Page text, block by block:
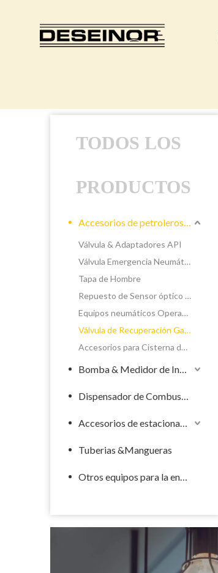
TODOS LOS
PRODUCTOS
Accesorios de petroleros líquidos
Válvula & Adaptadores API
Válvula Emergencia Neumática &Manual
Tapa de Hombre
Repuesto de Sensor óptico de Sobrellenado
Equipos neumáticos Operador & Comando Compartimento
Válvula de Recuperación Gases
Accesorios para Cisterna de riego
Bomba & Medidor de Industrial
Dispensador de Combustible
Accesorios de estacionamiento de llenado
Tuberias &Mangueras
Otros equipos para la energía